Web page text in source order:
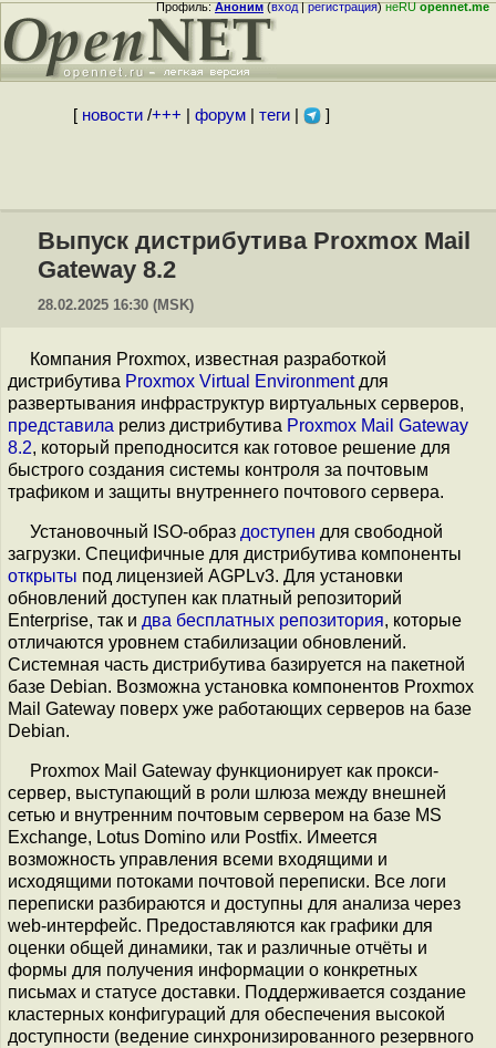
Профиль:Аноним(вход|регистрация)неRUopennet.me
[ новости/+++ форум| теги| ]
Выпуск дистрибутива Proxmox Mail
Gateway 8.2
28.02.2025 16:30 (MSK)
Компания Proxmox, известная разработкой
дистрибутива Proxmox Virtual Environmentдля
развертывания инфраструктур виртуальных серверов,
представила релиз дистрибутива Proxmox Mail Gateway
8.2, который преподносится как готовое решение для
быстрого создания системы контроля за почтовым
трафиком и защиты внутреннего почтового сервера.
Установочный ISO-образ доступен для свободной
загрузки. Специфичные для дистрибутива компоненты
открыты под лицензией AGPLv3. Для установки
обновлений доступен как платный репозиторий
Enterprise, так и два бесплатных репозитория, которые
отличаются уровнем стабилизации обновлений.
Системная часть дистрибутива базируется на пакетной
базе Debian. Возможна установка компонентов Proxmox
Mail Gateway поверх уже работающих серверов на базе
Debian.
Proxmox Mail Gateway функционирует как прокси-
сервер, выступающий в роли шлюза между внешней
сетью и внутренним почтовым сервером на базе MS
Exchange, Lotus Domino или Postfix. Имеется
возможность управления всеми входящими и
исходящими потоками почтовой переписки. Все логи
переписки разбираются и доступны для анализа через
web-интерфейс. Предоставляются как графики для
оценки общей динамики, так и различные отчёты и
формы для получения информации о конкретных
письмах и статусе доставки. Поддерживается создание
кластерных конфигураций для обеспечения высокой
доступности (ведение синхронизированного резервного